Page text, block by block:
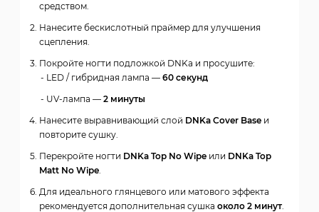
средством.
Нанесите бескислотный праймер для улучшения
сцепления.
Покройте ногти подложкой DNKa и просушите:
LED / гибридная лампа — 60 секунд
UV-лампа — 2 минуты
Нанесите выравнивающий слой DNKa Cover Base и
повторите сушку.
Перекройте ногти DNKa Top No Wipe или DNKa Top
Matt No Wipe.
Для идеального глянцевого или матового эффекта
рекомендуется дополнительная сушка около 2 минут.